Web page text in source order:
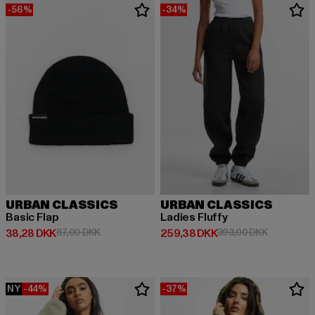
-56%
URBAN CLASSICS
Basic Flap
38,28 DKK
Nuværende pris: 38,28 DKK
87,00 DKKKampagnepris: 87,00 DKK
-34%
URBAN CLASSICS
Ladies Fluffy
259,38 DKK
Nuværende pris: 259,38 DKK
393,00 DKK
NY -44% -37%